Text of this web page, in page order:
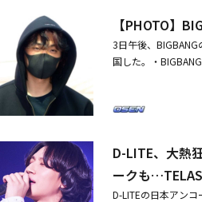
いて叫ぶD-LITEと
つかみながら「こ
さらに、何かを確
で突如として現れた
「秋山成勲、キム
楽しさをお届けす
撮影のため日本へ
「とてつもなく大
ジュン、HYBE後輩
ウンドの試合に先
大活躍を見せた。
ーグのアシストラ
Gメンバー、T․O․Pのアルバ
歌手としてカムバ
ぶりに発売された
をダブルタイトル曲
生、申し訳なさを
バーたちと公演を
る。
【PHOTO】
3日午後、
国した。・
D-LITE、大熱
ークも
D-LITEの日本アンコ